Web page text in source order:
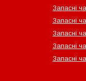
Запасні
Запасні
Запасні
Запасні
Запасні